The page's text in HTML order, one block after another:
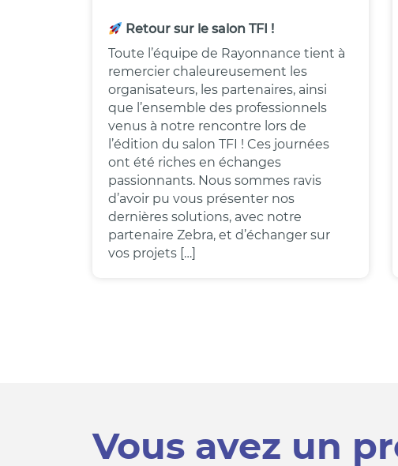
Retour sur le salon TFI !
Toute l’équipe de Rayonnance tient à
remercier chaleureusement les
organisateurs, les partenaires, ainsi
que l’ensemble des professionnels
venus à notre rencontre lors de
l’édition du salon TFI ! Ces journées
ont été riches en échanges
passionnants. Nous sommes ravis
d’avoir pu vous présenter nos
dernières solutions, avec notre
partenaire Zebra, et d’échanger sur
vos projets […]
Vous avez un